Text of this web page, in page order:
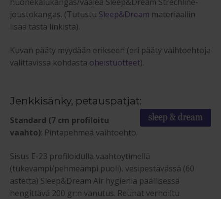
huonekalukangas/vaalea Sleep&Dream Strechline-
joustokangas. (Tutustu Sleep&Dream materiaaliin
lisää tästä linkistä).
Kuvan pääty myydään erikseen (eri pääty vaihtoehtoja
valittavissa kohdasta oheistuotteet).
Jenkkisänky, petauspatjat:
Standard (7 cm profiloitu
vaahto): Pintapehmeä vaihtoehto.
Sisus E-23 profiloidulla vaahtoytimellä
(tukevampi/pehmeämpi puoli), vesipestävässä (60
astetta) Sleep&Dream Air hygienia päällisessä
hengittävä 200 gr:n vanutus. Reunat verhoiltu